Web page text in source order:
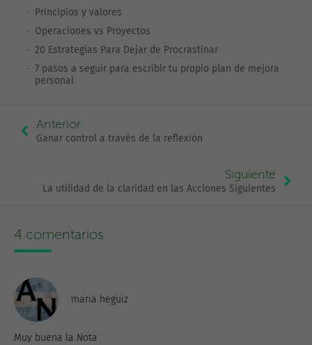
Principios y valores
Operaciones vs Proyectos
20 Estrategias Para Dejar de Procrastinar
7 pasos a seguir para escribir tu propio plan de mejora
personal
Anterior
Ganar control a través de la reflexión
Siguiente
La utilidad de la claridad en las Acciones Siguientes
4 comentarios
maria heguiz
Muy buena la Nota